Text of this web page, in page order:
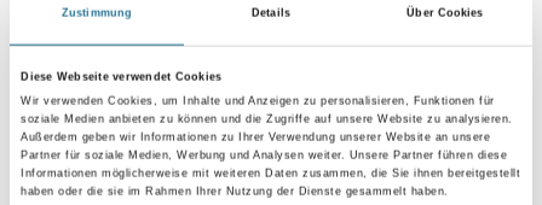
Zustimmung Details Über Cookies
Diese Webseite verwendet Cookies
Wir verwenden Cookies, um Inhalte und Anzeigen zu personalisieren, Funktionen für
soziale Medien anbieten zu können und die Zugriffe auf unsere Website zu analysieren.
Außerdem geben wir Informationen zu Ihrer Verwendung unserer Website an unsere
Partner für soziale Medien, Werbung und Analysen weiter. Unsere Partner führen diese
Informationen möglicherweise mit weiteren Daten zusammen, die Sie ihnen bereitgestellt
haben oder die sie im Rahmen Ihrer Nutzung der Dienste gesammelt haben.
Gebinde
Umrechnungsfaktoren